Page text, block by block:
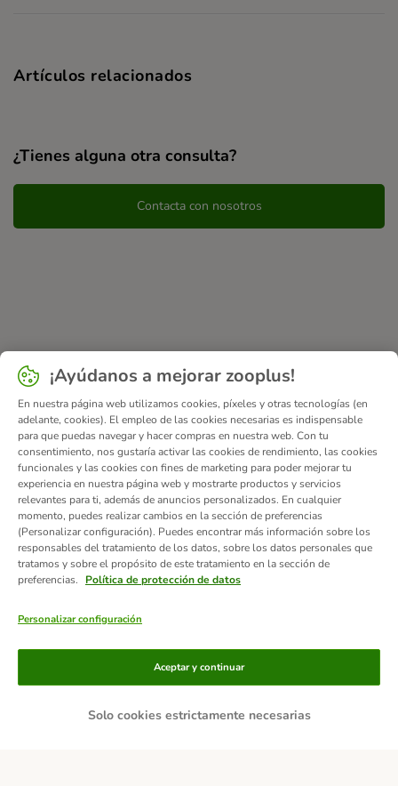
Artículos relacionados
¿Tienes alguna otra consulta?
Contacta con nosotros
Métodos de pago
Contra-reembolso Transferencia
¡Ayúdanos a mejorar zooplus!
En nuestra página web utilizamos cookies, píxeles y otras tecnologías (en
adelante, cookies). El empleo de las cookies necesarias es indispensable
para que puedas navegar y hacer compras en nuestra web. Con tu
consentimiento, nos gustaría activar las cookies de rendimiento, las cookies
funcionales y las cookies con fines de marketing para poder mejorar tu
experiencia en nuestra página web y mostrarte productos y servicios
relevantes para ti, además de anuncios personalizados. En cualquier
momento, puedes realizar cambios en la sección de preferencias
(Personalizar configuración). Puedes encontrar más información sobre los
responsables del tratamiento de los datos, sobre los datos personales que
tratamos y sobre el propósito de este tratamiento en la sección de
preferencias.
Política de protección de datos
Personalizar configuración
Solo cookies estrictamente necesarias
Aceptar y continuar